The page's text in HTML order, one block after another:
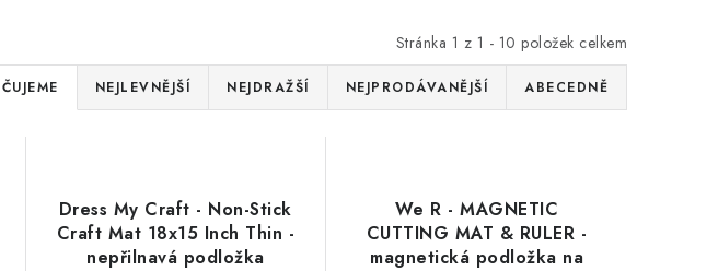
Stránka 1 z 1 - 10 položek celkem
NEJLEVNĚJŠÍ NEJDRAŽŠÍ NEJPRODÁVANĚJŠÍ ABECEDNĚ
Dress My Craft - Non-Stick
Craft Mat 18x15 Inch Thin -
nepřilnavá podložka
We R - MAGNETIC
CUTTING MAT & RULER -
magnetická podložka na